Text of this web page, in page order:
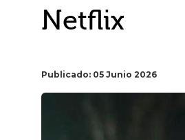
Netflix
Publicado: 05 Junio 2026